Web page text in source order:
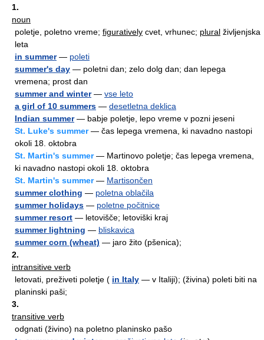
1.
noun
poletje, poletno vreme; figuratively cvet, vrhunec; plural življenjska
leta
in summer— poleti
summer's day — poletni dan; zelo dolg dan; dan lepega
vremena; prost dan
summer and winter— vse leto
a girl of 10 summers — desetletna deklica
Indian summer— babje poletje, lepo vreme v pozni jeseni
St. Luke's summer— čas lepega vremena, ki navadno nastopi
okoli 18. oktobra
St. Martin's summer— Martinovo poletje; čas lepega vremena,
ki navadno nastopi okoli 18. oktobra
St. Martin's summer— Martisončen
summer clothing — poletna oblačila
summer holidays — poletne počitnice
summer resort — letovišče; letoviški kraj
summer lightning — bliskavica
summer corn (wheat) — jaro žito (pšenica);
2.
intransitive verb
letovati, preživeti poletje ( in Italy — v Italiji); (živina) poleti biti na
planinski paši;
3.
transitive verb
odgnati (živino) na poletno planinsko pašo